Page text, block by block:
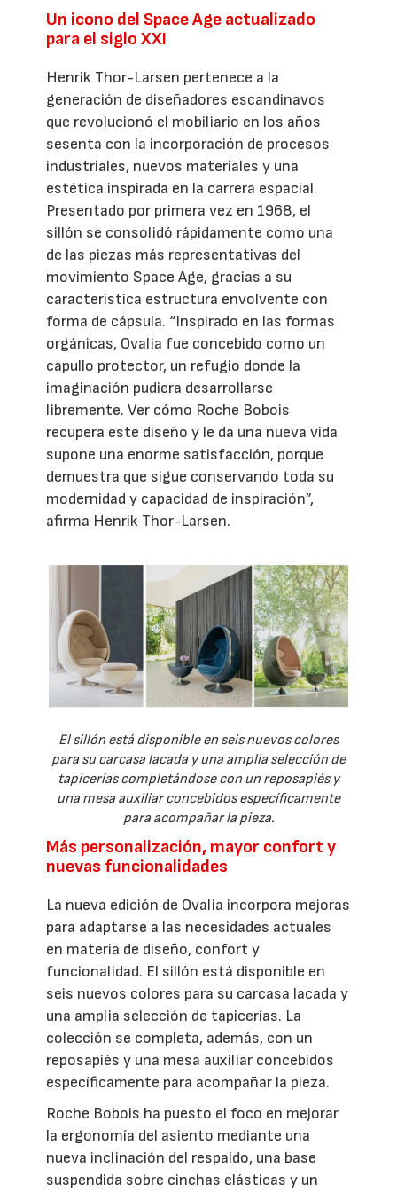
Un icono del Space Age actualizado
para el siglo XXI
Henrik Thor-Larsen pertenece a la
generación de diseñadores escandinavos
que revolucionó el mobiliario en los años
sesenta con la incorporación de procesos
industriales, nuevos materiales y una
estética inspirada en la carrera espacial.
Presentado por primera vez en 1968, el
sillón se consolidó rápidamente como una
de las piezas más representativas del
movimiento Space Age, gracias a su
característica estructura envolvente con
forma de cápsula. “Inspirado en las formas
orgánicas, Ovalia fue concebido como un
capullo protector, un refugio donde la
imaginación pudiera desarrollarse
libremente. Ver cómo Roche Bobois
recupera este diseño y le da una nueva vida
supone una enorme satisfacción, porque
demuestra que sigue conservando toda su
modernidad y capacidad de inspiración”,
afirma Henrik Thor-Larsen.
El sillón está disponible en seis nuevos colores
para su carcasa lacada y una amplia selección de
tapicerías completándose con un reposapiés y
una mesa auxiliar concebidos específicamente
para acompañar la pieza.
Más personalización, mayor confort y
nuevas funcionalidades
La nueva edición de Ovalia incorpora mejoras
para adaptarse a las necesidades actuales
en materia de diseño, confort y
funcionalidad. El sillón está disponible en
seis nuevos colores para su carcasa lacada y
una amplia selección de tapicerías. La
colección se completa, además, con un
reposapiés y una mesa auxiliar concebidos
específicamente para acompañar la pieza.
Roche Bobois ha puesto el foco en mejorar
la ergonomía del asiento mediante una
nueva inclinación del respaldo, una base
suspendida sobre cinchas elásticas y un